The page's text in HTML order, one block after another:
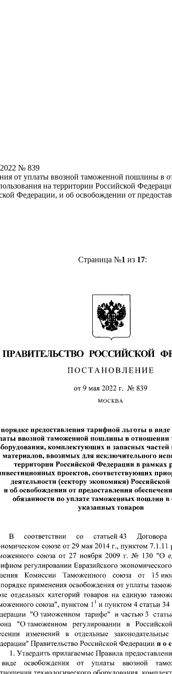
№ 839
от уплаты ввозной таможенной пошлины в
на территории Российской
Федерации, и об освобождении от
Страница №1 из 17: